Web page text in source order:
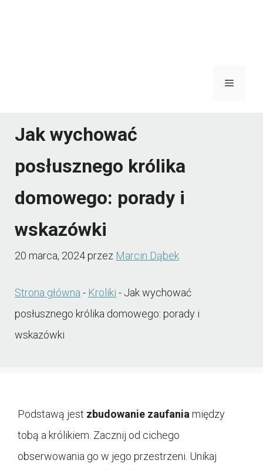
Menu
Jak wychować
posłusznego królika
domowego: porady i
wskazówki
20 marca, 2024przez Marcin Dąbek
Strona główna - Kroliki - Jak wychować
posłusznego królika domowego: porady i
wskazówki
Podstawą jest zbudowanie zaufania między
tobą a królikiem. Zacznij od cichego
obserwowania go w jego przestrzeni. Unikaj